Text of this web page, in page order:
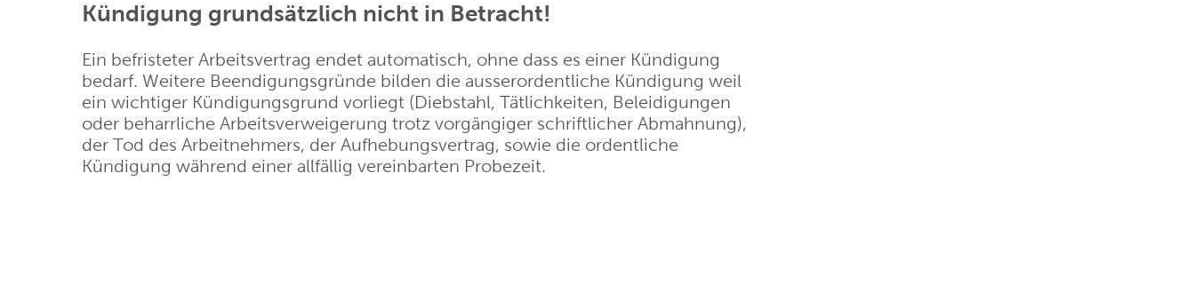
Kündigung grundsätzlich nicht in Betracht!
Ein befristeter Arbeitsvertrag endet automatisch, ohne dass es einer Kündigung
bedarf. Weitere Beendigungsgründe bilden die ausserordentliche Kündigung weil
ein wichtiger Kündigungsgrund vorliegt (Diebstahl, Tätlichkeiten, Beleidigungen
oder beharrliche Arbeitsverweigerung trotz vorgängiger schriftlicher Abmahnung),
der Tod des Arbeitnehmers, der Aufhebungsvertrag, sowie die ordentliche
Kündigung während einer allfällig vereinbarten Probezeit.